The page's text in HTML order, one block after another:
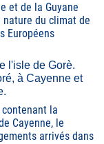
et de la Guyane
du climat de
Européens
l'isle de Gorè.
à Cayenne et
la
Cayenne, le
arrivés dans